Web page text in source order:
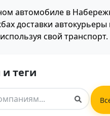
автомобиле в
доставки
свой транспорт.
теги